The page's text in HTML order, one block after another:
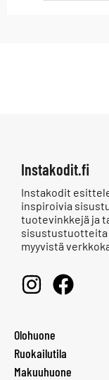
Instakodit.fi
Instakodit
inspiroivia
tuotevinkkejä ja
sisustustuotteita
myyvistä
Olohuone
Ruokailutila
Makuuhuone